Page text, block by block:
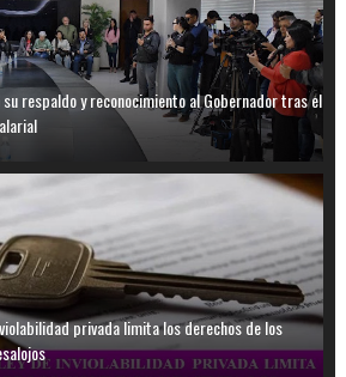
su respaldo y reconocimiento al Gobernador tras el
privada limita los derechos de los